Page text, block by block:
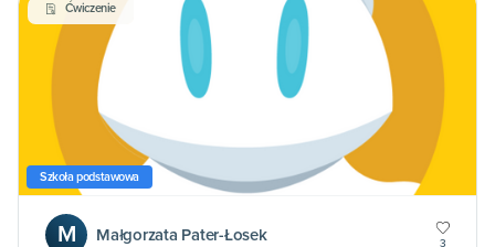
Ćwiczenie
Szkoła podstawowa
M Małgorzata Pater-Łosek 3